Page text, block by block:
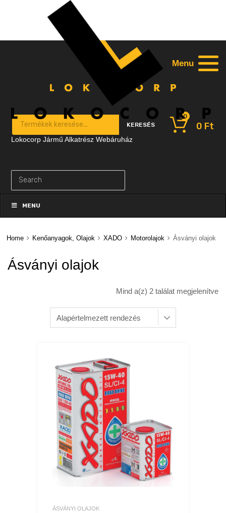
Products search
KERESÉS 0 Ft
0
to
contentMENU
Home Kenőanyagok, Olajok XADO Motorolajok Ásványi olajok
Ásványi olajok
Mind a(z) 2 találat megjelenítve
ÁSVÁNYI OLAJOK
Lokocorp Jármű Alkatrész Webáruház
Menu